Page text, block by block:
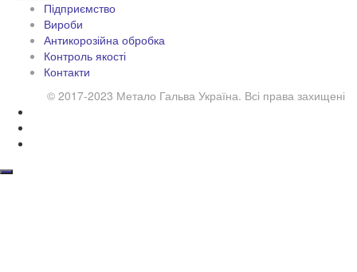
Підприємство
Вироби
Антикорозійна обробка
Контроль якості
Контакти
© 2017-2023 Метало Гальва Україна. Всі права захищені